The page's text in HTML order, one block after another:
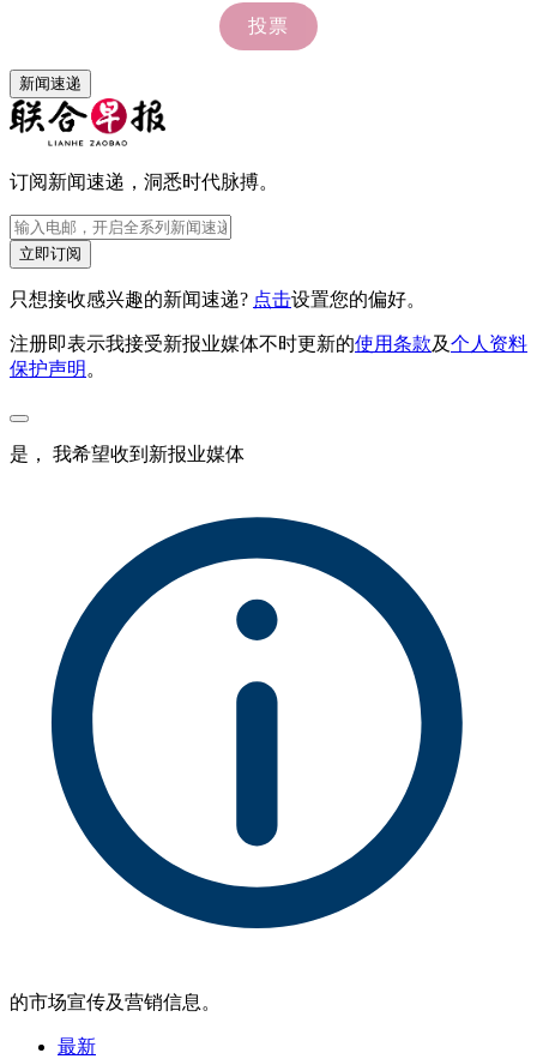
新闻速递
订阅新闻速递，洞悉时代脉搏。
立即订阅
只想接收感兴趣的新闻速递? 点击设置您的偏好。
注册即表示我接受新报业媒体不时更新的使用条款及个人资料
保护声明 。
是， 我希望收到新报业媒体
的市场宣传及营销信息。
最新